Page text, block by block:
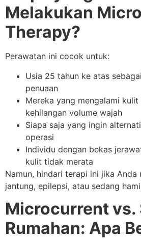
Melakukan
Therapy?
Perawatan ini cocok untuk:
Usia 25 tahun ke atas
penuaan
Mereka yang mengalami kulit
kehilangan volume wajah
Siapa saja yang ingin
operasi
Individu dengan bekas
kulit tidak merata
Namun, hindari terapi ini jika Anda
jantung, epilepsi, atau sedang
Microcurrent vs.
Rumahan: Apa